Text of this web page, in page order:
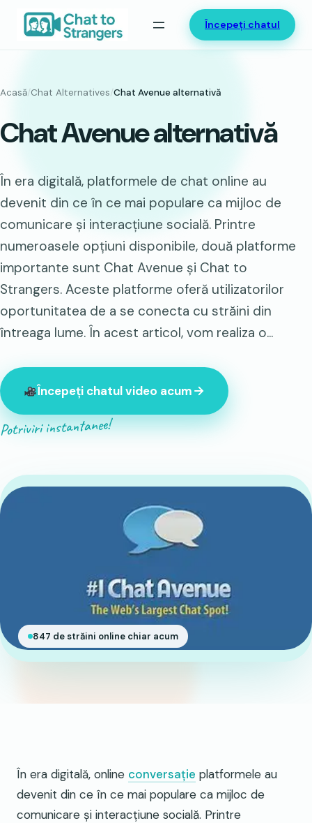
Începeți chatul
Acasă/Chat Alternatives/Chat Avenue alternativă
Chat Avenue alternativă
În era digitală, platformele de chat online au
devenit din ce în ce mai populare ca mijloc de
comunicare și interacțiune socială. Printre
numeroasele opțiuni disponibile, două platforme
importante sunt Chat Avenue și Chat to
Strangers. Aceste platforme oferă utilizatorilor
oportunitatea de a se conecta cu străini din
întreaga lume. În acest articol, vom realiza o...
Începeți chatul video acum
Potriviri instantanee!
847 de străini online chiar acum
În era digitală, online conversație platformele au
devenit din ce în ce mai populare ca mijloc de
comunicare și interacțiune socială. Printre